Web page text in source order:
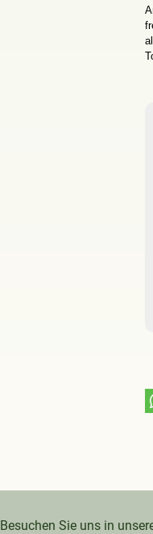
Besuchen Sie uns in